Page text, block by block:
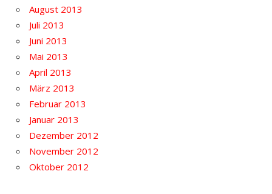
August 2013
Juli 2013
Juni 2013
Mai 2013
April 2013
März 2013
Februar 2013
Januar 2013
Dezember 2012
November 2012
Oktober 2012